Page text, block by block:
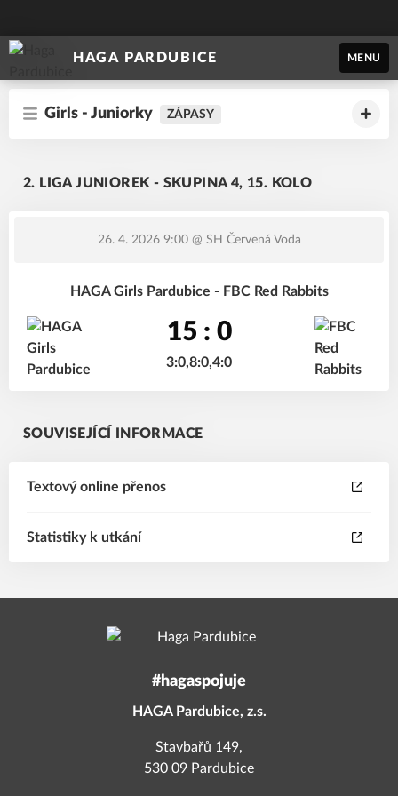
HAGA PARDUBICE MENU
Girls - Juniorky ZÁPASY
2. LIGA JUNIOREK - SKUPINA 4, 15. KOLO
26. 4. 2026 9:00@ SH Červená Voda
HAGA Girls Pardubice - FBC Red Rabbits
15 : 0
3:0,8:0,4:0
SOUVISEJÍCÍ INFORMACE
Textový online přenos
Statistiky k utkání
#hagaspojuje
HAGA Pardubice, z.s.
Stavbařů 149,
530 09 Pardubice